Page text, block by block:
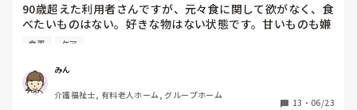
90歳超えた利用者さんですが、元々食に関して欲がなく、食
べたいものはない。好きな物はない状態です。甘いものも嫌
いです。
います。半分と言っても「もういらない」と言われてるとこ
ろを半分は食べようと言って食べさせてる状態。拒否が強い
時は半分も食べれず中止してます。元々ご飯量50ｇと少なく
食事 ケア
みん
介護福祉士, 有料老人ホーム, グループホーム
13 ・ 06/23